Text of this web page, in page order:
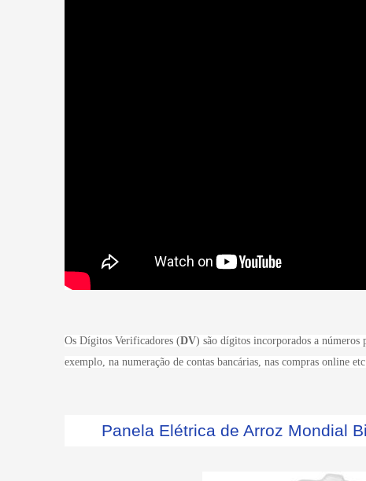
Os Dígitos Verificadores (DV) são dígitos incorporados a
exemplo, na numeração de contas bancárias, nas compras online etc.
Panela Elétrica de Arroz Mondial